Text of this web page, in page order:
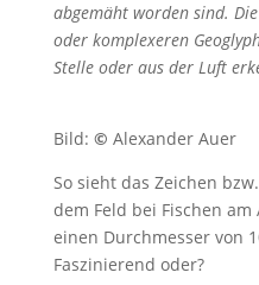
abgemäht worden sind.
oder komplexeren
Stelle oder aus der Luft
Bild: © Alexander Auer
So sieht das Zeichen
dem Feld bei Fischen am
einen Durchmesser von
Faszinierend oder?